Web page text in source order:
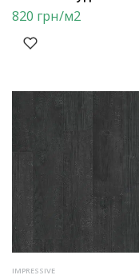
820 грн/м2
IMPRESSIVE